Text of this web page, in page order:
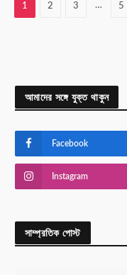
1 2 3 … 5
আমাদের সঙ্গে যুক্ত থাকুন
Facebook
Instagram
সাম্প্রতিক পোস্ট